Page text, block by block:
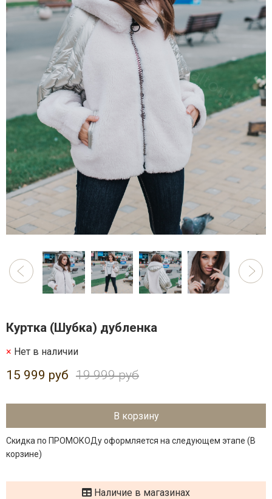
Куртка (Шубка) дубленка
Нет в наличии
15 999 руб 19 999 руб
В корзину
Скидка по ПРОМОКОДу оформляется на следующем этапе (В
корзине)
Наличие в магазинах